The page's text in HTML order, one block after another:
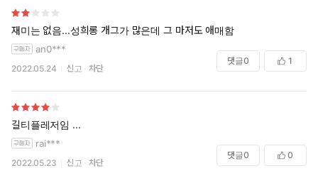
재미는 없음...성희롱 개그가 많은데 그 마저도 애매함
an0***
2022.05.24 신고 차단
댓글0 1
길티플레저임 ...
rai***
2022.05.23 신고 차단
댓글0 0